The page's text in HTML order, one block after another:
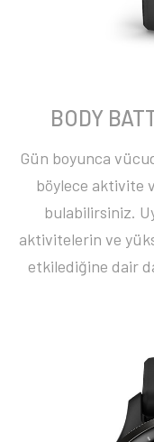
BODY
Gün boyunca
böylece aktivite
bulabilirsiniz.
aktivitelerin ve
etkilediğine dair